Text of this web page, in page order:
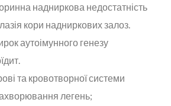
надниркова недостатність
кори надниркових залоз.
аутоімунного генезу
та кровотворної системи
легень;